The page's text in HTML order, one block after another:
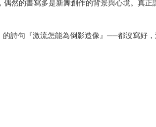
然的書寫多是新舞創作的背景與心境。真
的詩句『激流怎能為倒影造像』──都沒寫